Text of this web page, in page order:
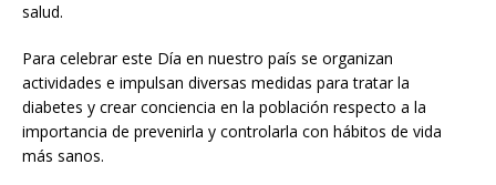
salud.
Para celebrar este Día en nuestro país se organizan
actividades e impulsan diversas medidas para tratar la
diabetes y crear conciencia en la población respecto a la
importancia de prevenirla y controlarla con hábitos de vida
más sanos.